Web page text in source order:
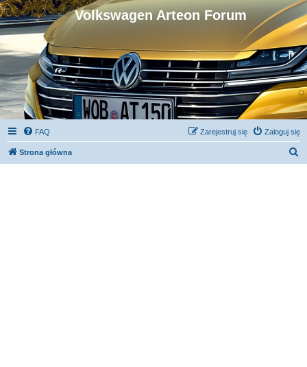
Volkswagen Arteon Forum
FAQ Zaloguj się
Zarejestruj się
Strona główna